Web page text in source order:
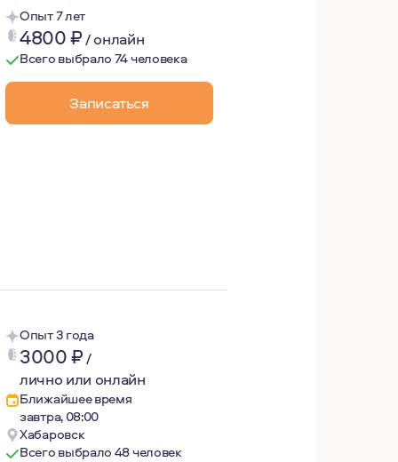
Опыт 7 лет
4800₽/онлайн
Всего выбрало 74 человека
Записаться
травмы, токсичные отношения, неуверенность в
Опыт 3 года
3000₽/
лично или онлайн
Ближайшее время
завтра, 08:00
Хабаровск
Всего выбрало 48 человек